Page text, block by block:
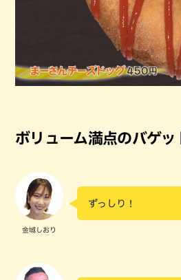
ボリューム満点のバゲ
金城しおり
ずっしり！